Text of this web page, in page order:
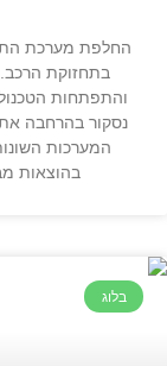
החלפת מערכת
והתפתחות
נסקור בהרחבה
המערכות
בהוצאות
בלוג